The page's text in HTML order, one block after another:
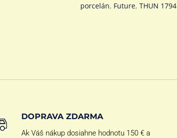
porcelán, Future,THUN 1794
DOPRAVA ZDARMA
Ak Váš nákup dosiahne hodnotu 150 € a